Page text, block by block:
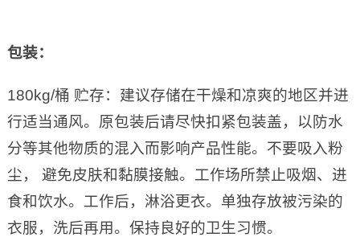
包装：
180kg/桶 贮存：建议存储在干燥和凉爽的地区并进
行适当通风。原包装后请尽快扣紧包装盖，以防水
分等其他物质的混入而影响产品性能。不要吸入粉
尘， 避免皮肤和黏膜接触。工作场所禁止吸烟、进
食和饮水。工作后，淋浴更衣。单独存放被污染的
衣服，洗后再用。保持良好的卫生习惯。